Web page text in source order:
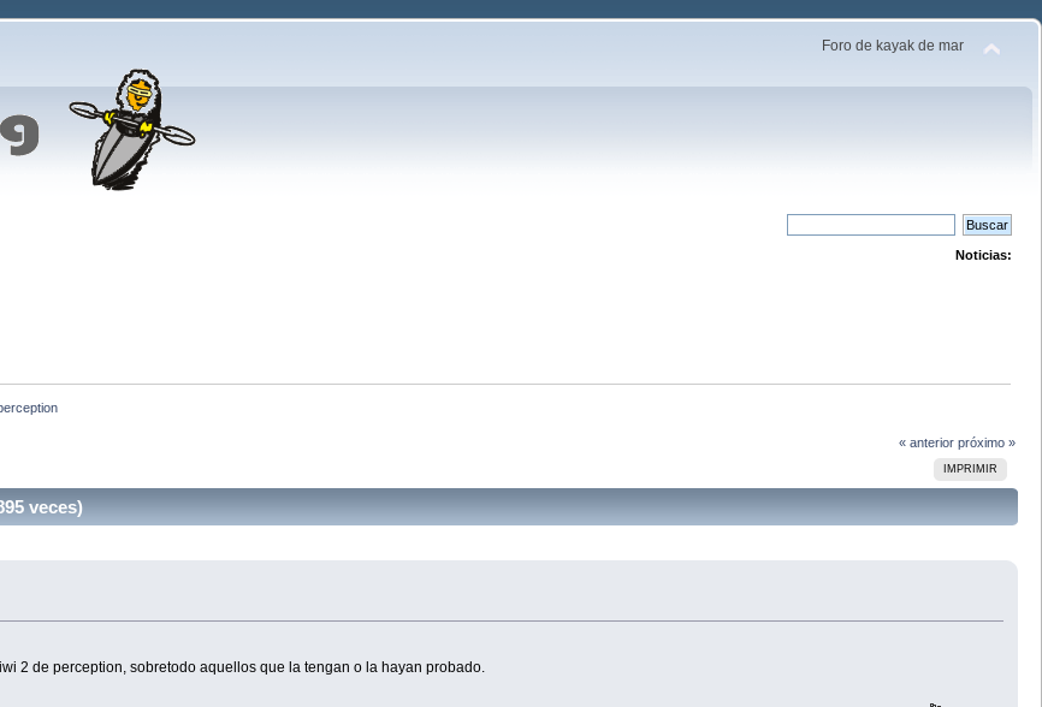
Foro de kayak de mar
Noticias:
« anterior próximo »
IMPRIMIR
veces)
2 de perception, sobretodo aquellos que la tengan o la hayan probado.